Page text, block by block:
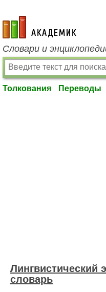
academic.ru
Словари и
Толкования Переводы
Лингвистический
словарь